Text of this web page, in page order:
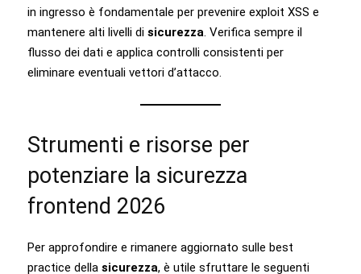
in ingresso è fondamentale per prevenire exploit XSS e
mantenere alti livelli di sicurezza . Verifica sempre il
flusso dei dati e applica controlli consistenti per
eliminare eventuali vettori d’attacco.
Strumenti e risorse per
potenziare la sicurezza
frontend 2026
Per approfondire e rimanere aggiornato sulle best
practice della sicurezza, è utile sfruttare le seguenti